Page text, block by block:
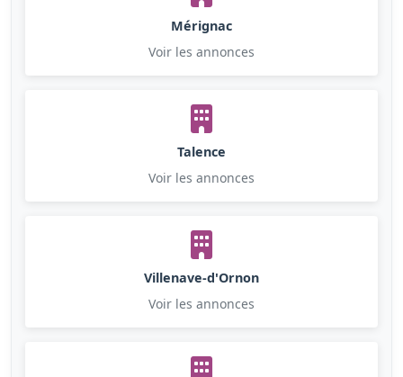
Mérignac
Voir les annonces
Talence
Voir les annonces
Villenave-d'Ornon
Voir les annonces